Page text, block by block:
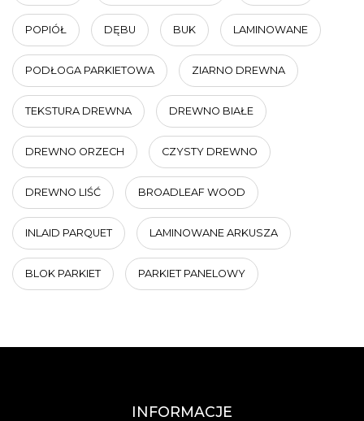
POPIÓŁ DĘBU BUK LAMINOWANE
PODŁOGA PARKIETOWA ZIARNO DREWNA
TEKSTURA DREWNA DREWNO BIAŁE
DREWNO ORZECH CZYSTY DREWNO
DREWNO LIŚĆ BROADLEAF WOOD
INLAID PARQUET LAMINOWANE ARKUSZA
BLOK PARKIET PARKIET PANELOWY
INFORMACJE